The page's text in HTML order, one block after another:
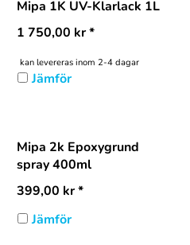
Mipa 1K UV-Klarlack 1L
1 750,00 kr*
kan levereras inom 2-4 dagar
Jämför
Mipa 2k Epoxygrund
spray 400ml
399,00 kr*
Jämför